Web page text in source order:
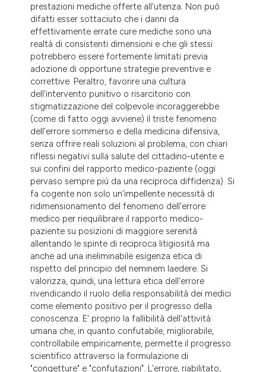
prestazioni mediche offerte all'utenza. Non può
difatti esser sottaciuto che i danni da
effettivamente errate cure mediche sono una
realtà di consistenti dimensioni e che gli stessi
potrebbero essere fortemente limitati previa
adozione di opportune strategie preventive e
correttive. Peraltro, favorire una cultura
dell'intervento punitivo o risarcitorio con
stigmatizzazione del colpevole incoraggerebbe
(come di fatto oggi avviene) il triste fenomeno
dell'errore sommerso e della medicina difensiva,
senza offrire reali soluzioni al problema, con chiari
riflessi negativi sulla salute del cittadino-utente e
sui confini del rapporto medico-paziente (oggi
pervaso sempre più da una reciproca diffidenza). Si
fa cogente non solo un'impellente necessità di
ridimensionamento del fenomeno dell'errore
medico per riequilibrare il rapporto medico-
paziente su posizioni di maggiore serenità
allentando le spinte di reciproca litigiosità ma
anche ad una ineliminabile esigenza etica di
rispetto del principio del neminem laedere. Si
valorizza, quindi, una lettura etica dell'errore
rivendicando il ruolo della responsabilità dei medici
come elemento positivo per il progresso della
conoscenza. E' proprio la fallibilità dell'attività
umana che, in quanto confutabile, migliorabile,
controllabile empiricamente, permette il progresso
scientifico attraverso la formulazione di
"congetture" e "confutazioni". L'errore, riabilitato,